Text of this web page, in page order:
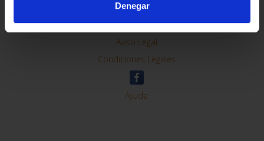
Denegar
Contacto
Preguntas Frequentes (FAQs)
Aviso Legal
Condiciones Legales
Ayuda